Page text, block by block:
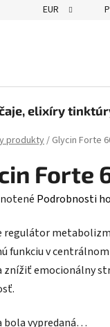
EUR
elixíry
produkty/ Glycin Forte
Forte
Podrobnosti
regulátor
funkciu v
znížiť emocionálny
bola vypredaná…